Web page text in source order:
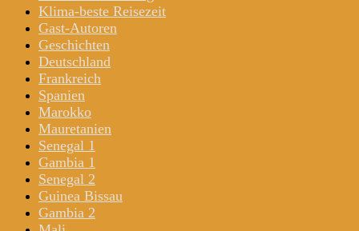
Klima-beste Reisezeit
Gast-Autoren
Geschichten
Deutschland
Frankreich
Spanien
Marokko
Mauretanien
Senegal 1
Gambia 1
Senegal 2
Guinea Bissau
Gambia 2